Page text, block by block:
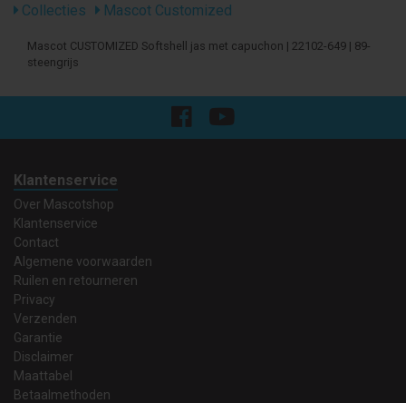
Collecties
Mascot Customized
Mascot CUSTOMIZED Softshell jas met capuchon | 22102-649 | 89-
steengrijs
Klantenservice
Over Mascotshop
Klantenservice
Contact
Algemene voorwaarden
Ruilen en retourneren
Privacy
Verzenden
Garantie
Disclaimer
Maattabel
Betaalmethoden